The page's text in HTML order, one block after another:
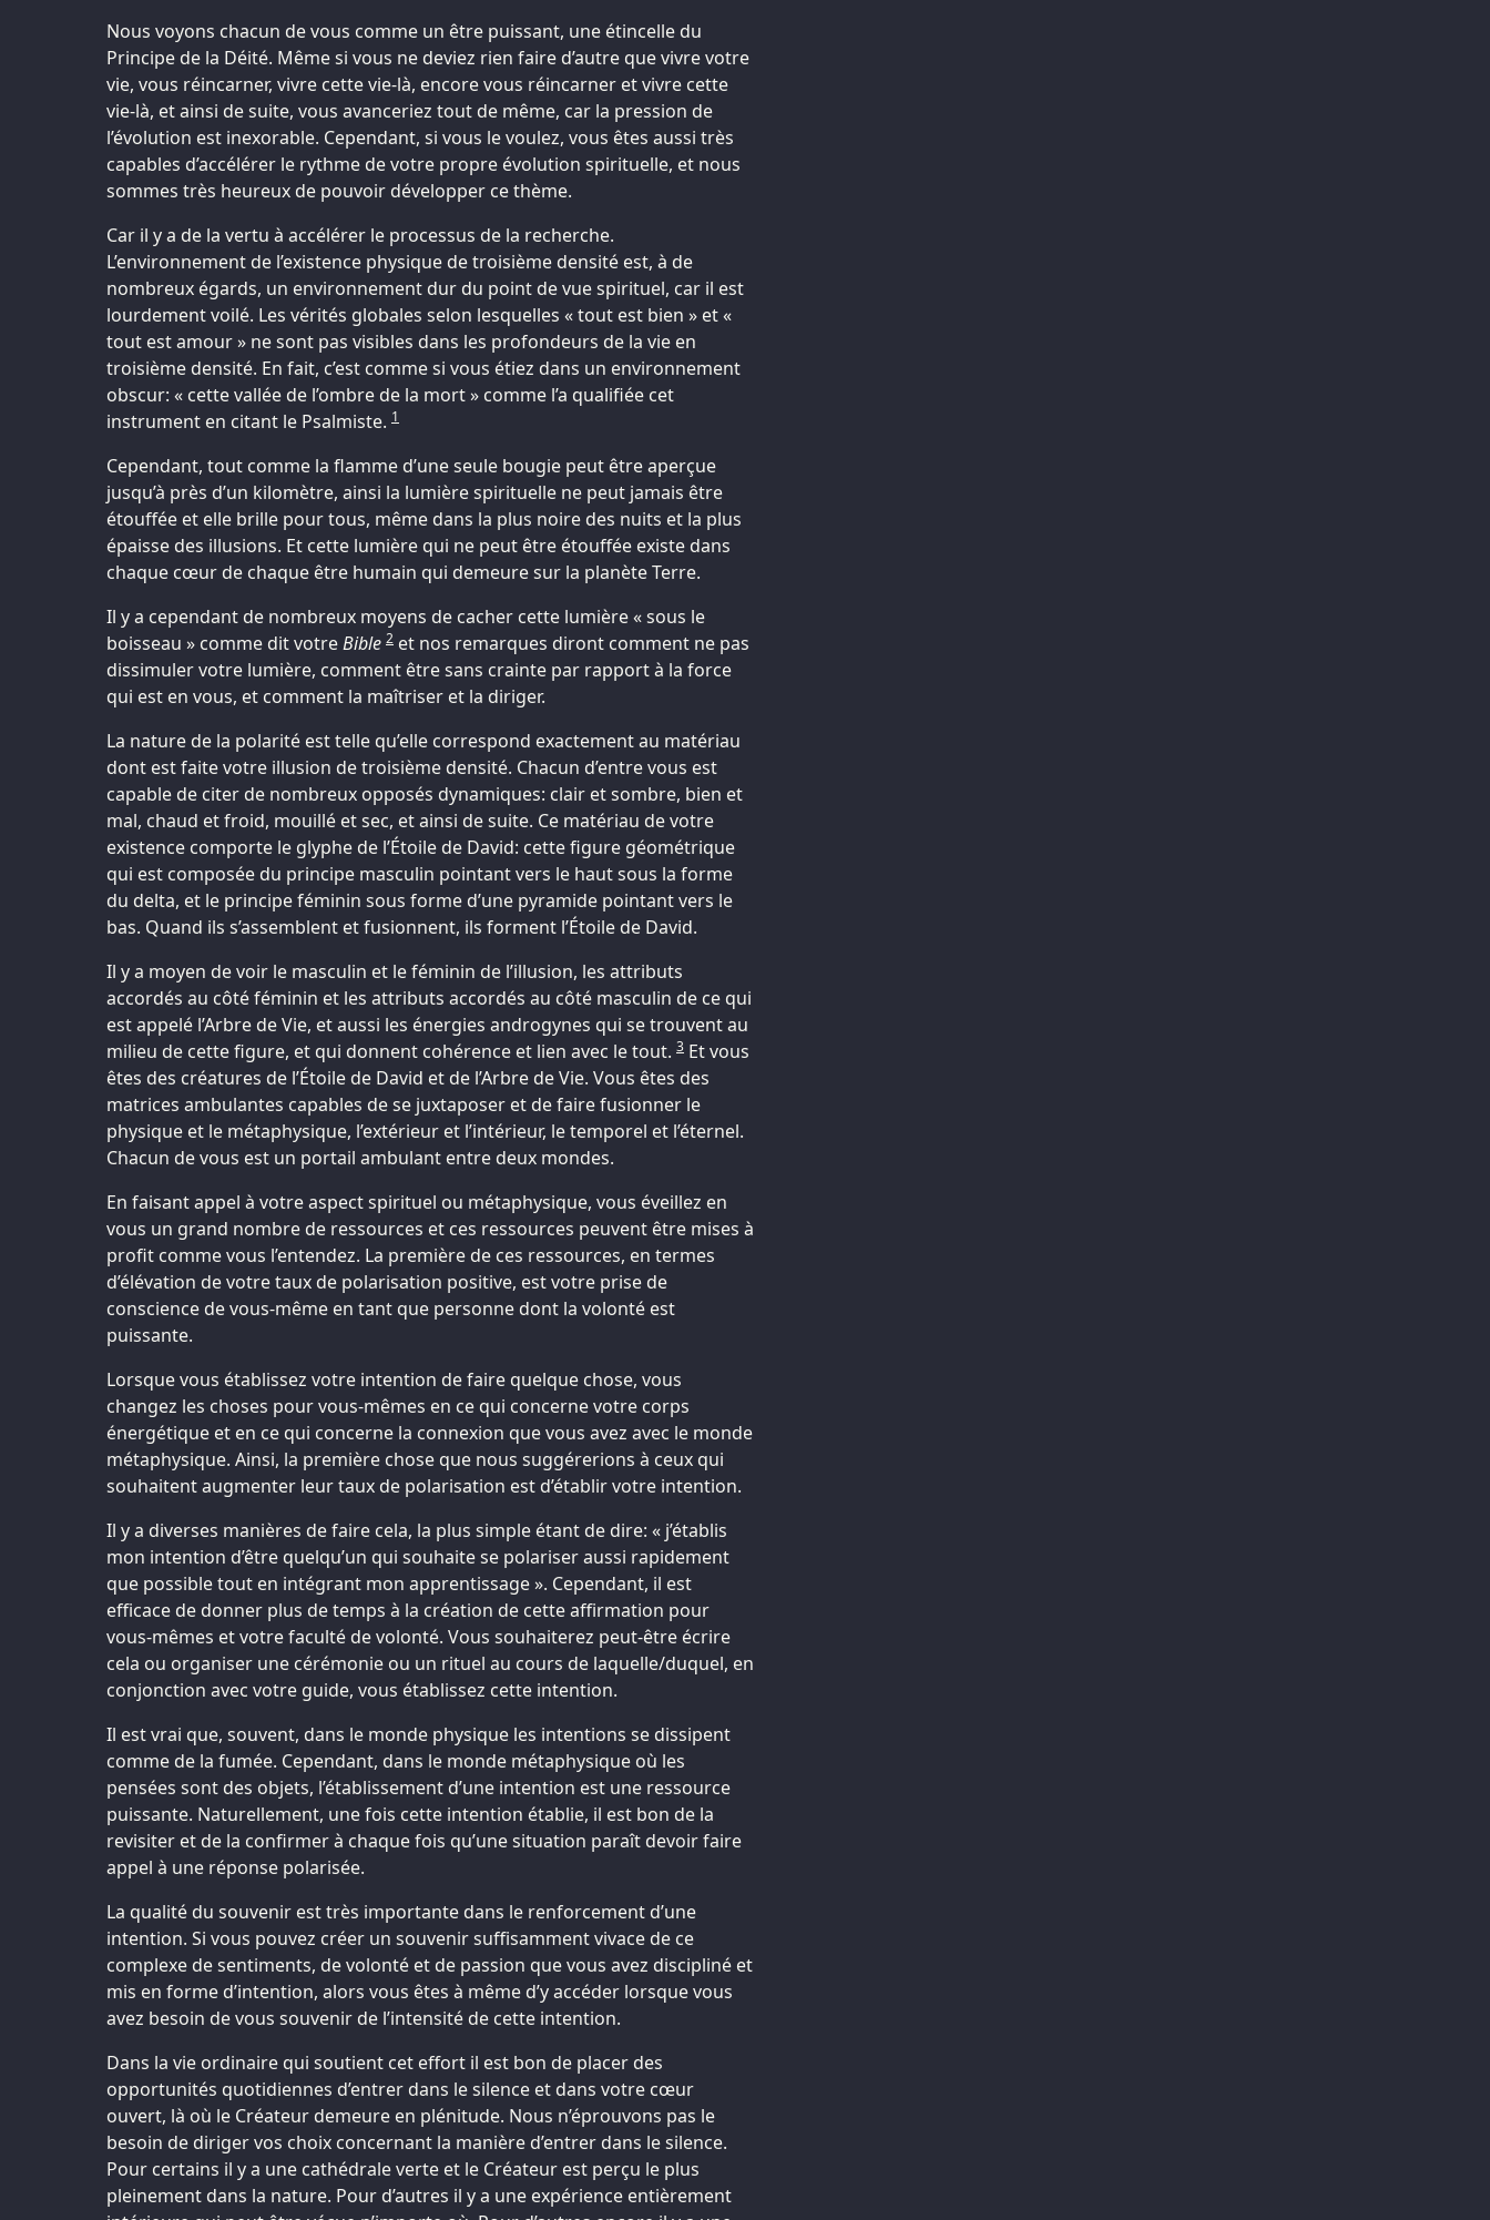
Nous voyons chacun de vous comme un être puissant, une étincelle du
Principe de la Déité. Même si vous ne deviez rien faire d’autre que vivre votre
vie, vous réincarner, vivre cette vie-là, encore vous réincarner et vivre cette
vie-là, et ainsi de suite, vous avanceriez tout de même, car la pression de
l’évolution est inexorable. Cependant, si vous le voulez, vous êtes aussi très
capables d’accélérer le rythme de votre propre évolution spirituelle, et nous
sommes très heureux de pouvoir développer ce thème.
Car il y a de la vertu à accélérer le processus de la recherche.
L’environnement de l’existence physique de troisième densité est, à de
nombreux égards, un environnement dur du point de vue spirituel, car il est
lourdement voilé. Les vérités globales selon lesquelles « tout est bien » et «
tout est amour » ne sont pas visibles dans les profondeurs de la vie en
troisième densité. En fait, c’est comme si vous étiez dans un environnement
obscur: « cette vallée de l’ombre de la mort » comme l’a qualifiée cet
instrument en citant le Psalmiste. 1
Cependant, tout comme la flamme d’une seule bougie peut être aperçue
jusqu’à près d’un kilomètre, ainsi la lumière spirituelle ne peut jamais être
étouffée et elle brille pour tous, même dans la plus noire des nuits et la plus
épaisse des illusions. Et cette lumière qui ne peut être étouffée existe dans
chaque cœur de chaque être humain qui demeure sur la planète Terre.
Il y a cependant de nombreux moyens de cacher cette lumière « sous le
boisseau » comme dit votreBible 2 et nos remarques diront comment ne pas
dissimuler votre lumière, comment être sans crainte par rapport à la force
qui est en vous, et comment la maîtriser et la diriger.
La nature de la polarité est telle qu’elle correspond exactement au matériau
dont est faite votre illusion de troisième densité. Chacun d’entre vous est
capable de citer de nombreux opposés dynamiques: clair et sombre, bien et
mal, chaud et froid, mouillé et sec, et ainsi de suite. Ce matériau de votre
existence comporte le glyphe de l’Étoile de David: cette figure géométrique
qui est composée du principe masculin pointant vers le haut sous la forme
du delta, et le principe féminin sous forme d’une pyramide pointant vers le
bas. Quand ils s’assemblent et fusionnent, ils forment l’Étoile de David.
Il y a moyen de voir le masculin et le féminin de l’illusion, les attributs
accordés au côté féminin et les attributs accordés au côté masculin de ce qui
est appelé l’Arbre de Vie, et aussi les énergies androgynes qui se trouvent au
milieu de cette figure, et qui donnent cohérence et lien avec le tout. 3 Et vous
êtes des créatures de l’Étoile de David et de l’Arbre de Vie. Vous êtes des
matrices ambulantes capables de se juxtaposer et de faire fusionner le
physique et le métaphysique, l’extérieur et l’intérieur, le temporel et l’éternel.
Chacun de vous est un portail ambulant entre deux mondes.
En faisant appel à votre aspect spirituel ou métaphysique, vous éveillez en
vous un grand nombre de ressources et ces ressources peuvent être mises à
profit comme vous l’entendez. La première de ces ressources, en termes
d’élévation de votre taux de polarisation positive, est votre prise de
conscience de vous-même en tant que personne dont la volonté est
puissante.
Lorsque vous établissez votre intention de faire quelque chose, vous
changez les choses pour vous-mêmes en ce qui concerne votre corps
énergétique et en ce qui concerne la connexion que vous avez avec le monde
métaphysique. Ainsi, la première chose que nous suggérerions à ceux qui
souhaitent augmenter leur taux de polarisation est d’établir votre intention.
Il y a diverses manières de faire cela, la plus simple étant de dire: « j’établis
mon intention d’être quelqu’un qui souhaite se polariser aussi rapidement
que possible tout en intégrant mon apprentissage ». Cependant, il est
efficace de donner plus de temps à la création de cette affirmation pour
vous-mêmes et votre faculté de volonté. Vous souhaiterez peut-être écrire
cela ou organiser une cérémonie ou un rituel au cours de laquelle/duquel, en
conjonction avec votre guide, vous établissez cette intention.
Il est vrai que, souvent, dans le monde physique les intentions se dissipent
comme de la fumée. Cependant, dans le monde métaphysique où les
pensées sont des objets, l’établissement d’une intention est une ressource
puissante. Naturellement, une fois cette intention établie, il est bon de la
revisiter et de la confirmer à chaque fois qu’une situation paraît devoir faire
appel à une réponse polarisée.
La qualité du souvenir est très importante dans le renforcement d’une
intention. Si vous pouvez créer un souvenir suffisamment vivace de ce
complexe de sentiments, de volonté et de passion que vous avez discipliné et
mis en forme d’intention, alors vous êtes à même d’y accéder lorsque vous
avez besoin de vous souvenir de l’intensité de cette intention.
Dans la vie ordinaire qui soutient cet effort il est bon de placer des
opportunités quotidiennes d’entrer dans le silence et dans votre cœur
ouvert, là où le Créateur demeure en plénitude. Nous n’éprouvons pas le
besoin de diriger vos choix concernant la manière d’entrer dans le silence.
Pour certains il y a une cathédrale verte et le Créateur est perçu le plus
pleinement dans la nature. Pour d’autres il y a une expérience entièrement